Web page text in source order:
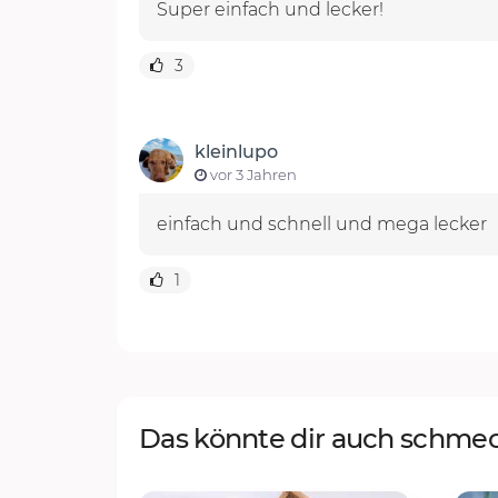
Super einfach und lecker!
3
kleinlupo
vor 3 Jahren
einfach und schnell und mega lecker
1
Das könnte dir auch